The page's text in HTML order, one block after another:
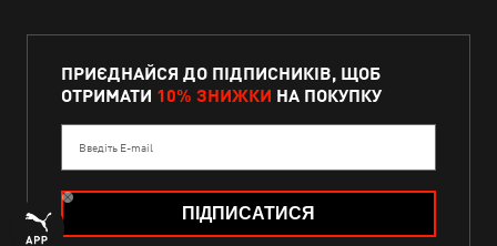
ПРИЄДНАЙСЯ ДО ПІДПИСНИКІВ, ЩОБ
ОТРИМАТИ 10% ЗНИЖКИ НА ПОКУПКУ
Введіть E-mail
ПІДПИСАТИСЯ